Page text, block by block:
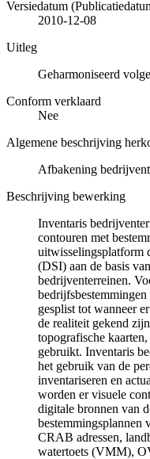
Versiedatum
2010-12-08
Uitleg
Geharmoniseerd
Conform verklaard
Nee
Algemene beschrijving
Afbakening
Beschrijving bewerking
Inventaris
contouren met
uitwisselingsplatform
(DSI) aan de basis
bedrijventerreinen.
gesplist tot wanneer
de realiteit gekend
topografische
gebruikt. Inventaris
het gebruik van de
inventariseren en
worden er visuele
digitale bronnen van
bestemmingsplannen
CRAB adressen,
watertoets (VMM),